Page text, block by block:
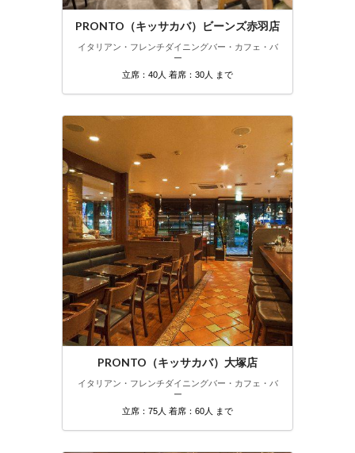
PRONTO（キッサカバ）ビーンズ赤羽店
イタリアン・フレンチダイニングバー・カフェ・バ
ー
立席：40人 着席：30人 まで
PRONTO（キッサカバ）大塚店
イタリアン・フレンチダイニングバー・カフェ・バ
ー
立席：75人 着席：60人 まで